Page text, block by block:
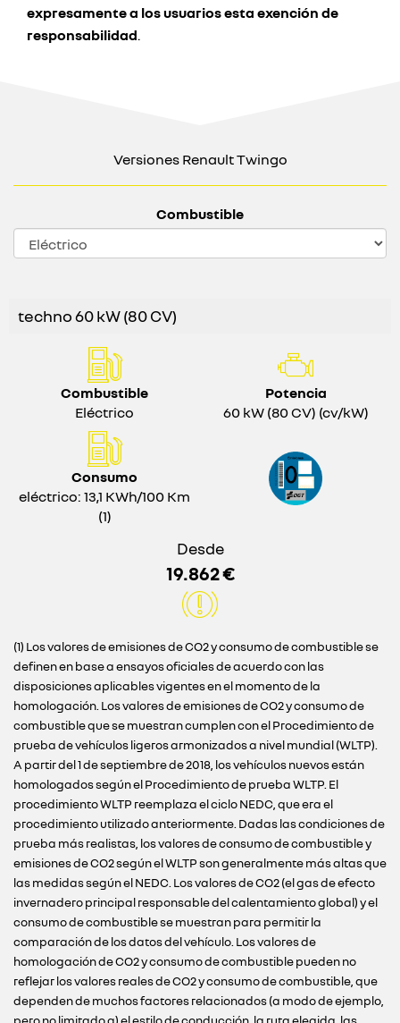
expresamente a los usuarios esta exención de
responsabilidad.
Versiones Renault Twingo
Combustible
techno 60 kW (80 CV)
Combustible
Eléctrico
Potencia
60 kW (80 CV) (cv/kW)
Consumo
eléctrico: 13,1 KWh/100 Km
(1)
Desde
19.862 €
(1) Los valores de emisiones de CO2 y consumo de combustible se
definen en base a ensayos oficiales de acuerdo con las
disposiciones aplicables vigentes en el momento de la
homologación. Los valores de emisiones de CO2 y consumo de
combustible que se muestran cumplen con el Procedimiento de
prueba de vehículos ligeros armonizados a nivel mundial (WLTP).
A partir del 1 de septiembre de 2018, los vehículos nuevos están
homologados según el Procedimiento de prueba WLTP. El
procedimiento WLTP reemplaza el ciclo NEDC, que era el
procedimiento utilizado anteriormente. Dadas las condiciones de
prueba más realistas, los valores de consumo de combustible y
emisiones de CO2 según el WLTP son generalmente más altas que
las medidas según el NEDC. Los valores de CO2 (el gas de efecto
invernadero principal responsable del calentamiento global) y el
consumo de combustible se muestran para permitir la
comparación de los datos del vehículo. Los valores de
homologación de CO2 y consumo de combustible pueden no
reflejar los valores reales de CO2 y consumo de combustible, que
dependen de muchos factores relacionados (a modo de ejemplo,